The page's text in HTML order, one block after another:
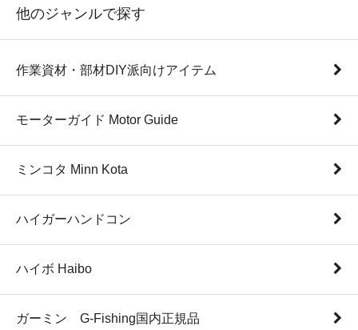
他のジャンルで探す
作業資材・部材DIY派向けアイテム
モーターガイド Motor Guide
ミンコタ Minn Kota
ハイガーハンドコン
ハイボ Haibo
ガーミン G-Fishing国内正規品